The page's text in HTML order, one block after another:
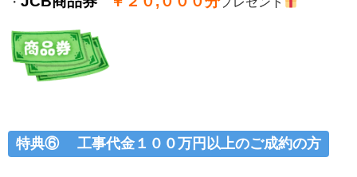
特典⑥ 工事代金１００万円以上のご成約の方